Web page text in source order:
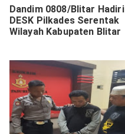
Dandim 0808/Blitar Hadiri
DESK Pilkades Serentak
Wilayah Kabupaten Blitar